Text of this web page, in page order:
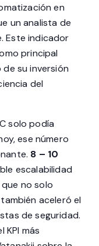
en
un analista de
Este indicador
principal
su inversión
del
solo podía
ese número
8 – 10
escalabilidad
que no solo
aceleró el
de seguridad.
KPI más